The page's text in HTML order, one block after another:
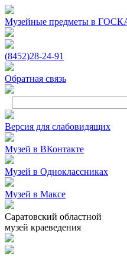
Музейные предметы в
(8452)28‑24‑91
Обратная связь
Версия для слабовидящих
Музей в ВКонтакте
Музей в Одноклассниках
Музей в Максе
Саратовский областной
музей краеведения